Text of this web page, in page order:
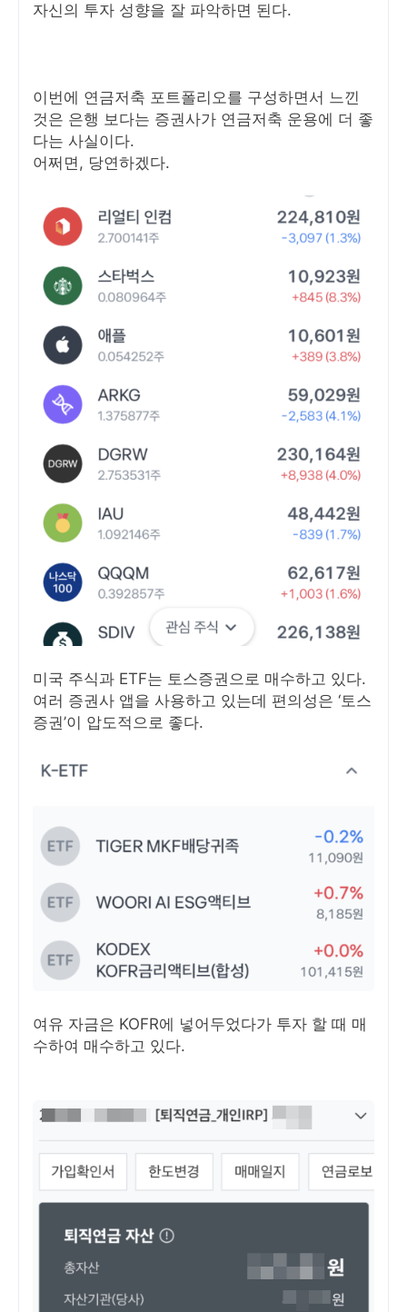
자신의 투자 성향을 잘 파악하면 된다.
이번에 연금저축 포트폴리오를 구성하면서 느낀
것은 은행 보다는 증권사가 연금저축 운용에 더 좋
다는 사실이다.
어쩌면, 당연하겠다.
미국 주식과 ETF는 토스증권으로 매수하고 있다.
여러 증권사 앱을 사용하고 있는데 편의성은 ‘토스
증권’이 압도적으로 좋다.
여유 자금은 KOFR에 넣어두었다가 투자 할 때 매
수하여 매수하고 있다.